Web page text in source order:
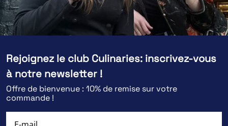
Rejoignez le club Culinaries: inscrivez-vous
à notre newsletter !
Offre de bienvenue : 10% de remise sur votre
commande !